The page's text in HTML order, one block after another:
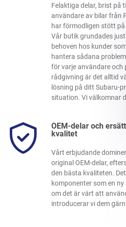
Felaktiga delar, brist på
användare av bilar från
har förmodligen stött
Vår butik grundades
behoven hos kunder
hantera sådana
för varje användare och
rådgivning är det alltid
lösning på ditt Subaru-
situation. Vi välkomnar
OEM-delar och
kvalitet
Vårt erbjudande
original OEM-delar,
den bästa kvaliteten.
komponenter som en
om det är värt att
introducerar vi dem